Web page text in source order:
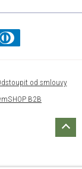
od smlouvy
B2B